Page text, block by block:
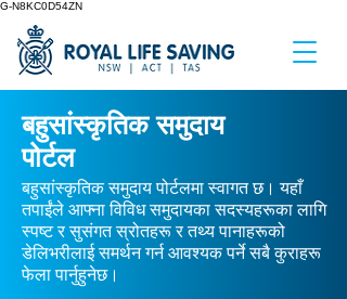
G-N8KC0D54ZN
बहुसांस्कृतिक समुदाय
पोर्टल
बहुसांस्कृतिक समुदाय पोर्टलमा स्वागत छ। यहाँ
तपाईंले आफ्ना विविध समुदायका सदस्यहरूका लागि
स्पष्ट र सुसंगत स्रोतहरू र तथ्य पानाहरूको
डेलिभरीलाई समर्थन गर्न आवश्यक पर्ने सबै कुराहरू
फेला पार्नुहुनेछ।